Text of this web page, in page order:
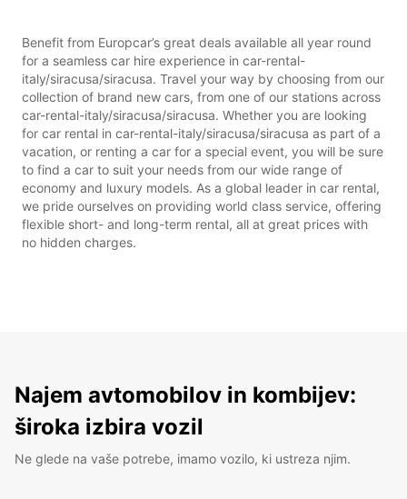
Benefit from Europcar’s great deals available all year round
for a seamless car hire experience in car-rental-
italy/siracusa/siracusa. Travel your way by choosing from our
collection of brand new cars, from one of our stations across
car-rental-italy/siracusa/siracusa. Whether you are looking
for car rental in car-rental-italy/siracusa/siracusa as part of a
vacation, or renting a car for a special event, you will be sure
to find a car to suit your needs from our wide range of
economy and luxury models. As a global leader in car rental,
we pride ourselves on providing world class service, offering
flexible short- and long-term rental, all at great prices with
no hidden charges.
Najem avtomobilov in kombijev:
široka izbira vozil
Ne glede na vaše potrebe, imamo vozilo, ki ustreza njim.